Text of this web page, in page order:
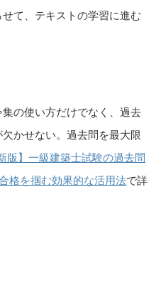
て、テキストの学習に進む
の使い方だけでなく、過去
かせない。過去問を最大限
版】一級建築士試験の過去問
格を掴む効果的な活用法で詳